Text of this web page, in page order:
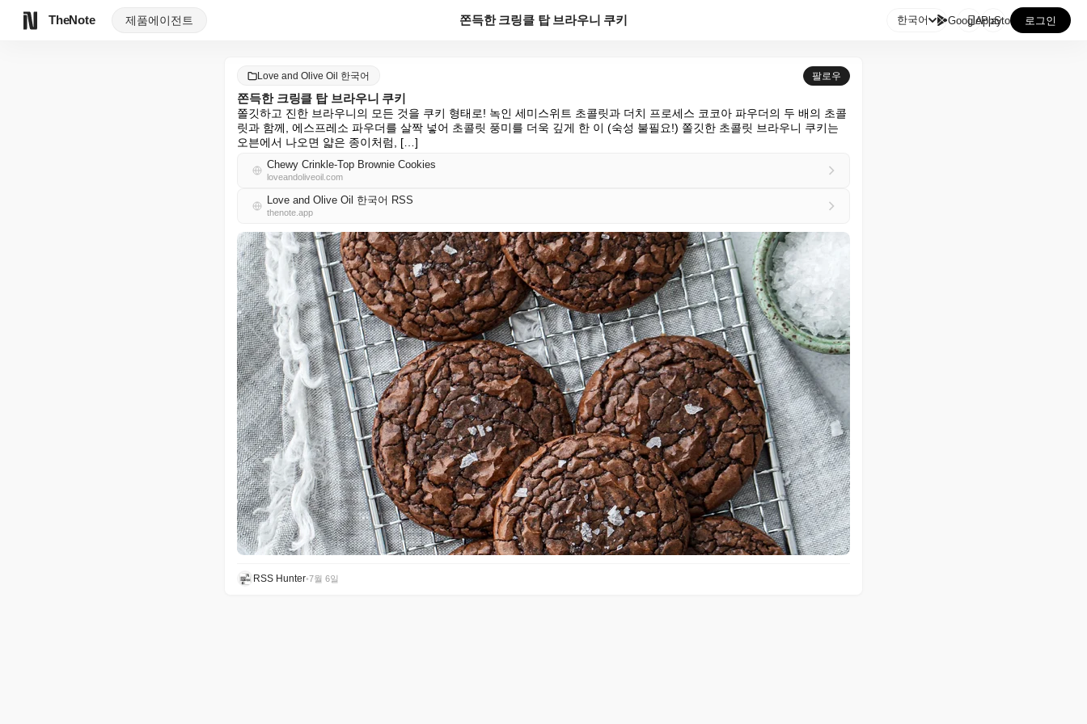
TheNote 제품에이전트 쫀득한 크링클 탑 브라우니 쿠키 한국어 GooglePlay
AppStore 로그인
Love and Olive Oil 한국어 팔로우
쫀득한 크링클 탑 브라우니 쿠키
쫄깃하고 진한 브라우니의 모든 것을 쿠키 형태로! 녹인 세미스위트 초콜릿과 더치 프로세스 코코아 파우더의 두 배의 초콜
릿과 함께, 에스프레소 파우더를 살짝 넣어 초콜릿 풍미를 더욱 깊게 한 이 (숙성 불필요!) 쫄깃한 초콜릿 브라우니 쿠키는
오븐에서 나오면 얇은 종이처럼, […]
Chewy Crinkle-Top Brownie Cookies
loveandoliveoil.com
Love and Olive Oil 한국어 RSS
thenote.app
RSS Hunter•7월 6일